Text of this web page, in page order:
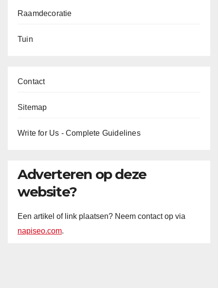
Raamdecoratie
Tuin
Contact
Sitemap
Write for Us - Complete Guidelines
Adverteren op deze
website?
Een artikel of link plaatsen? Neem contact op via
napiseo.com.